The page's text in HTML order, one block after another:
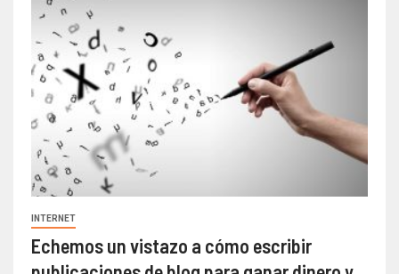
INTERNET
Echemos un vistazo a cómo escribir